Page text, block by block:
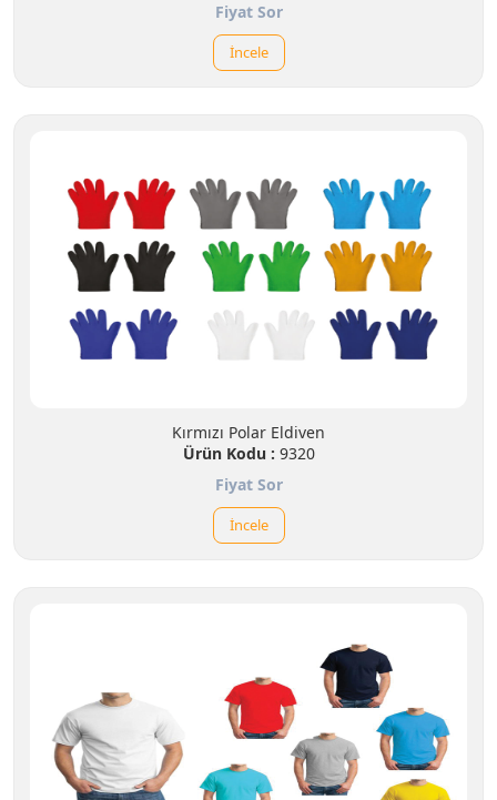
Fiyat Sor
İncele
Kırmızı Polar Eldiven
Ürün Kodu : 9320
Fiyat Sor
İncele